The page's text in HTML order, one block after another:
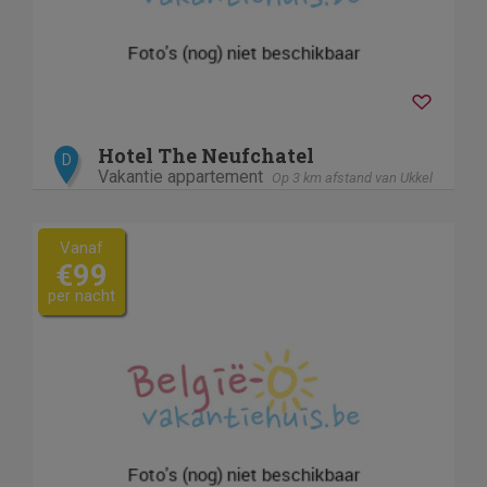
D Hotel The Neufchatel
Vakantie appartement Op 3 km afstand van Ukkel
Vanaf
€99
per nacht